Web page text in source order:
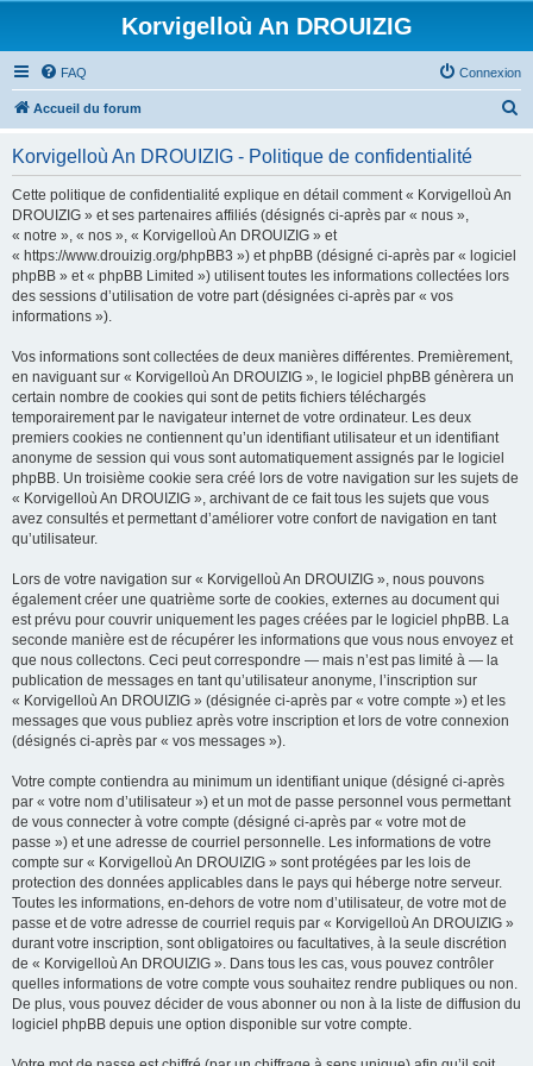
Korvigelloù An DROUIZIG
FAQ Connexion
Accueil du forum
Korvigelloù An DROUIZIG - Politique de confidentialité
Cette politique de confidentialité explique en détail comment « Korvigelloù An
DROUIZIG » et ses partenaires affiliés (désignés ci-après par « nous »,
« notre », « nos », « Korvigelloù An DROUIZIG » et
« https://www.drouizig.org/phpBB3 ») et phpBB (désigné ci-après par « logiciel
phpBB » et « phpBB Limited ») utilisent toutes les informations collectées lors
des sessions d’utilisation de votre part (désignées ci-après par « vos
informations »).
Vos informations sont collectées de deux manières différentes. Premièrement,
en naviguant sur « Korvigelloù An DROUIZIG », le logiciel phpBB génèrera un
certain nombre de cookies qui sont de petits fichiers téléchargés
temporairement par le navigateur internet de votre ordinateur. Les deux
premiers cookies ne contiennent qu’un identifiant utilisateur et un identifiant
anonyme de session qui vous sont automatiquement assignés par le logiciel
phpBB. Un troisième cookie sera créé lors de votre navigation sur les sujets de
« Korvigelloù An DROUIZIG », archivant de ce fait tous les sujets que vous
avez consultés et permettant d’améliorer votre confort de navigation en tant
qu’utilisateur.
Lors de votre navigation sur « Korvigelloù An DROUIZIG », nous pouvons
également créer une quatrième sorte de cookies, externes au document qui
est prévu pour couvrir uniquement les pages créées par le logiciel phpBB. La
seconde manière est de récupérer les informations que vous nous envoyez et
que nous collectons. Ceci peut correspondre — mais n’est pas limité à — la
publication de messages en tant qu’utilisateur anonyme, l’inscription sur
« Korvigelloù An DROUIZIG » (désignée ci-après par « votre compte ») et les
messages que vous publiez après votre inscription et lors de votre connexion
(désignés ci-après par « vos messages »).
Votre compte contiendra au minimum un identifiant unique (désigné ci-après
par « votre nom d’utilisateur ») et un mot de passe personnel vous permettant
de vous connecter à votre compte (désigné ci-après par « votre mot de
passe ») et une adresse de courriel personnelle. Les informations de votre
compte sur « Korvigelloù An DROUIZIG » sont protégées par les lois de
protection des données applicables dans le pays qui héberge notre serveur.
Toutes les informations, en-dehors de votre nom d’utilisateur, de votre mot de
passe et de votre adresse de courriel requis par « Korvigelloù An DROUIZIG »
durant votre inscription, sont obligatoires ou facultatives, à la seule discrétion
de « Korvigelloù An DROUIZIG ». Dans tous les cas, vous pouvez contrôler
quelles informations de votre compte vous souhaitez rendre publiques ou non.
De plus, vous pouvez décider de vous abonner ou non à la liste de diffusion du
logiciel phpBB depuis une option disponible sur votre compte.